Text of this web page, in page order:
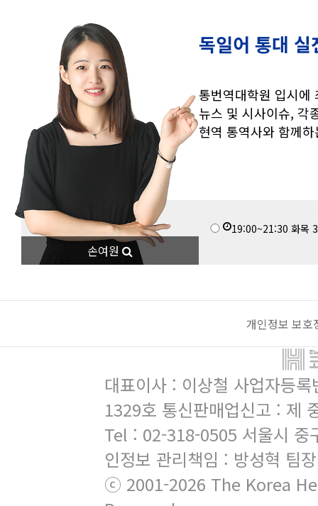
독일어 통대 실
통번역대학원 입시에
뉴스 및 시사이슈, 각
현역 통역사와 함께
19:00~21:30 화목
손여원
개인정보 보호
대표이사 : 이상철 사업자등
1329호 통신판매업신고 : 제
Tel : 02-318-0505 서울시 중
인정보 관리책임 : 방성혁 팀장
ⓒ 2001-2026 The Korea